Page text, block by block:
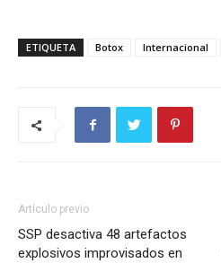
ETIQUETA Botox Internacional
Artículo previo
SSP desactiva 48 artefactos
explosivos improvisados en